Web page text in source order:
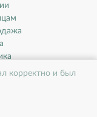
корректно и был